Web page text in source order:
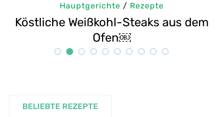
Hauptgerichte/Rezepte
Köstliche Weißkohl-Steaks aus dem
Ofen￼
BELIEBTE REZEPTE